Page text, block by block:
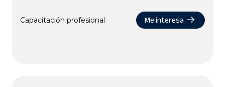
Capacitación profesional Me interesa